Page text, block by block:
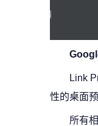
Link
性的桌面
所有